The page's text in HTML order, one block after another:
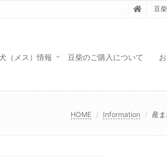
豆
（メス）情報 豆柴のご購入について
HOME Information 産